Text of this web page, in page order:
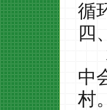
循
四
中
村